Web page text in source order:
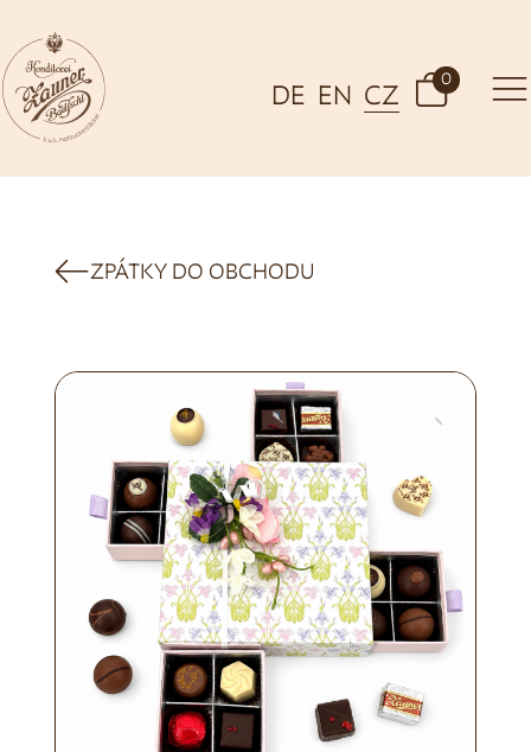
DE EN CZ
0
ZPÁTKY DO OBCHODU